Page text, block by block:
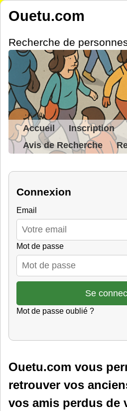
Ouetu.com
Recherche de
Accueil
Inscription
Avis de Recherche
Connexion
Email
Mot de passe
Mot de passe oublié ?
Ouetu.com vous
retrouver vos
vos amis perdus de